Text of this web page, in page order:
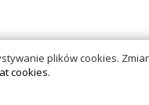
plików cookies.
cookies.